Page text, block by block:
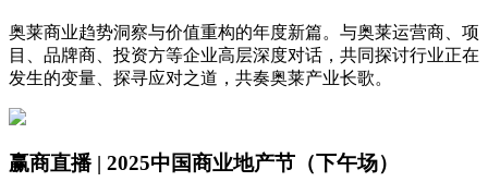
奥莱商业趋势洞察与价值重构的年度新篇。与奥莱运营商、项
目、品牌商、投资方等企业高层深度对话，共同探讨行业正在
发生的变量、探寻应对之道，共奏奥莱产业长歌。
赢商直播 | 2025中国商业地产节（下午场）